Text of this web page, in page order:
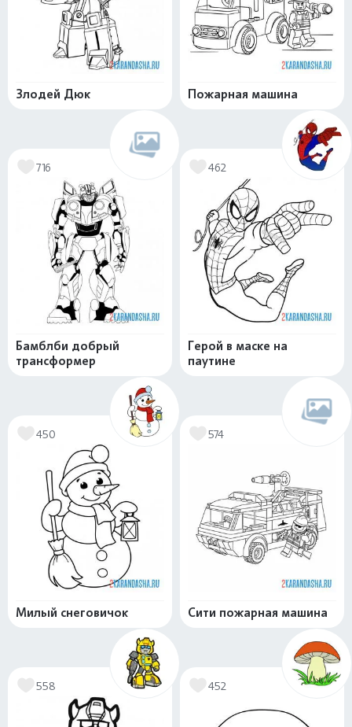
Злодей Дюк Пожарная машина
716
Бамблби добрый
трансформер
462
Герой в маске на
паутине
450
Милый снеговичок
574
Сити пожарная машина
558 452